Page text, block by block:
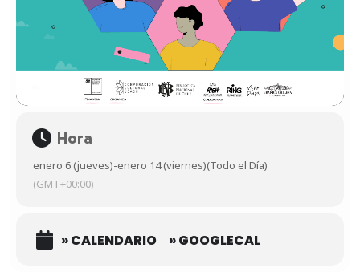
Hora
enero 6 (jueves)-enero 14 (viernes)(Todo el Día)
(GMT+00:00)
» CALENDARIO » GOOGLECAL